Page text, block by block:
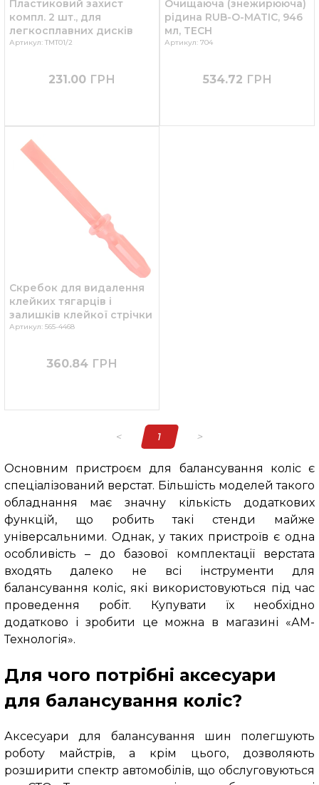
Пластиковий захист
компл. 2 шт., для
легкосплавних дисків
Артикул: TMT01/2
231.00 ГРН
Очищаюча (знежирююча)
рідина RUB-O-MATIC, 946
мл, TECH
Артикул: 704
534.72 ГРН
Скребок для видалення
клейких тягарців і
залишків клейкої стрічки
Артикул: 565-4468
360.84 ГРН
< 1 >
Основним пристроєм для балансування коліс є
спеціалізований верстат. Більшість моделей такого
обладнання має значну кількість додаткових
функцій, що робить такі стенди майже
універсальними. Однак, у таких пристроїв є одна
особливість – до базової комплектації верстата
входять далеко не всі інструменти для
балансування коліс, які використовуються під час
проведення робіт. Купувати їх необхідно
додатково і зробити це можна в магазині «АМ-
Технологія».
Для чого потрібні аксесуари
для балансування коліс?
Аксесуари для балансування шин полегшують
роботу майстрів, а крім цього, дозволяють
розширити спектр автомобілів, що обслуговуються